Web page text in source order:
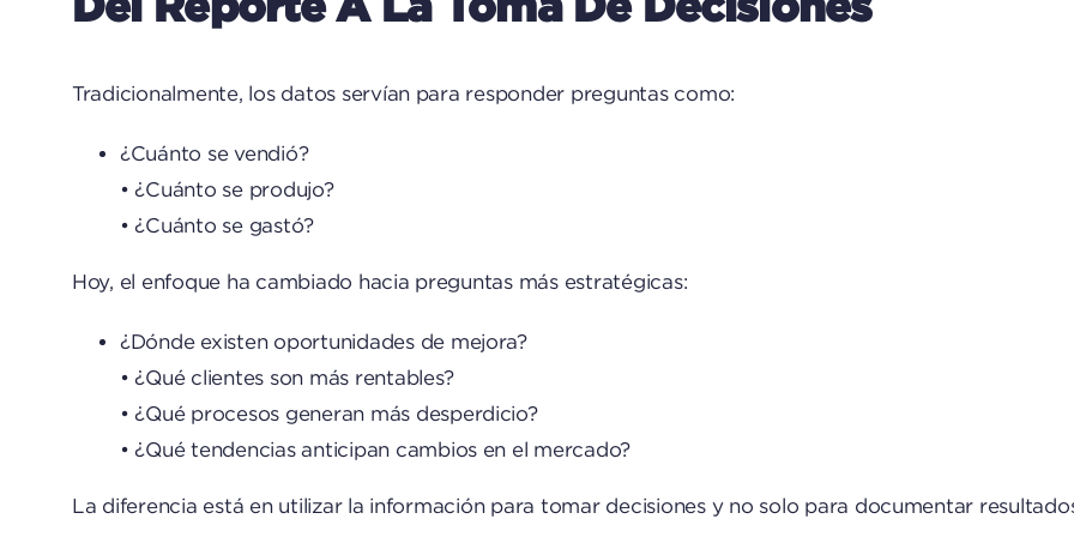
Tradicionalmente, los datos servían para responder preguntas como:
¿Cuánto se vendió?
• ¿Cuánto se produjo?
• ¿Cuánto se gastó?
Hoy, el enfoque ha cambiado hacia preguntas más estratégicas:
¿Dónde existen oportunidades de mejora?
• ¿Qué clientes son más rentables?
• ¿Qué procesos generan más desperdicio?
• ¿Qué tendencias anticipan cambios en el mercado?
La diferencia está en utilizar la información para tomar decisiones y no solo para documentar